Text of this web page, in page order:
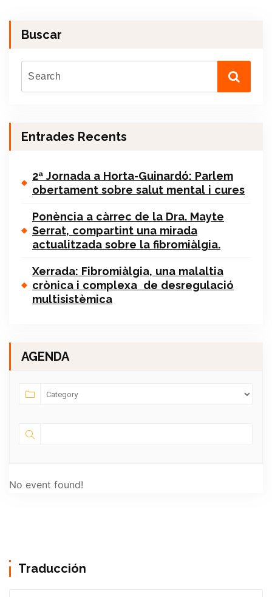
Buscar
Entrades Recents
2ª Jornada a Horta-Guinardó: Parlem
obertament sobre salut mental i cures
Ponència a càrrec de la Dra. Mayte
Serrat, compartint una mirada
actualitzada sobre la fibromiàlgia.
Xerrada: Fibromiàlgia, una malaltia
crònica i complexa de desregulació
multisistèmica
AGENDA
No event found!
Traducción